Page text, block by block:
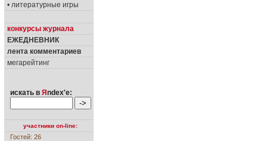
• литературные игры
конкурсы журнала
ЕЖЕДНЕВНИК
лента комментариев
мегарейтинг
искать в Я ndex'е:
участники on-line:
Гостей: 26